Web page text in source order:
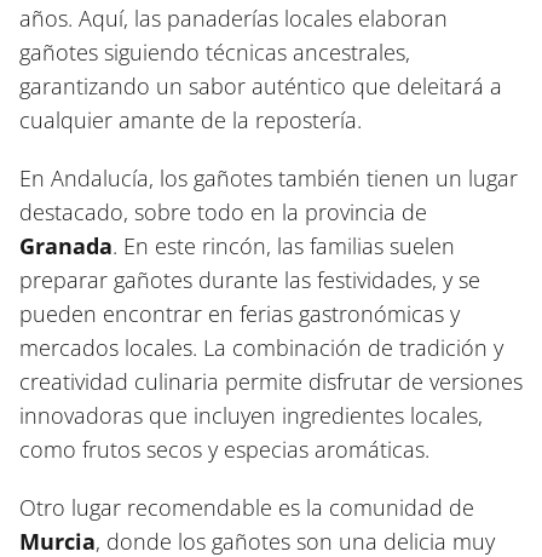
años. Aquí, las panaderías locales elaboran
gañotes siguiendo técnicas ancestrales,
garantizando un sabor auténtico que deleitará a
cualquier amante de la repostería.
En Andalucía, los gañotes también tienen un lugar
destacado, sobre todo en la provincia de
Granada. En este rincón, las familias suelen
preparar gañotes durante las festividades, y se
pueden encontrar en ferias gastronómicas y
mercados locales. La combinación de tradición y
creatividad culinaria permite disfrutar de versiones
innovadoras que incluyen ingredientes locales,
como frutos secos y especias aromáticas.
Otro lugar recomendable es la comunidad de
Murcia, donde los gañotes son una delicia muy